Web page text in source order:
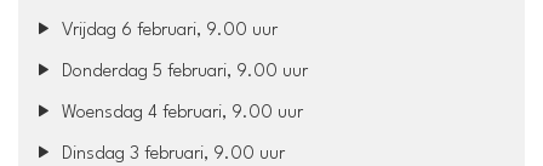
Vrijdag 6 februari, 9.00 uur
Donderdag 5 februari, 9.00 uur
Woensdag 4 februari, 9.00 uur
Dinsdag 3 februari, 9.00 uur